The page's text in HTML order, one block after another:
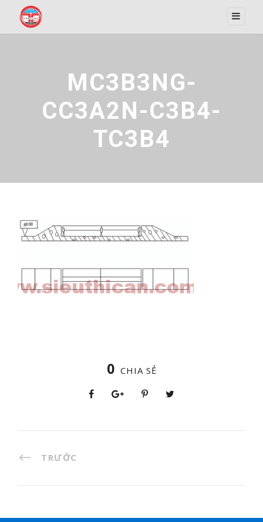
MC3B3NG-
CC3A2N-C3B4-
TC3B4
0 CHIA SẺ
TRƯỚC